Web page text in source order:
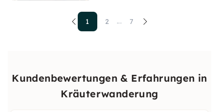
1 2 ... 7
Kundenbewertungen & Erfahrungen in
Kräuterwanderung